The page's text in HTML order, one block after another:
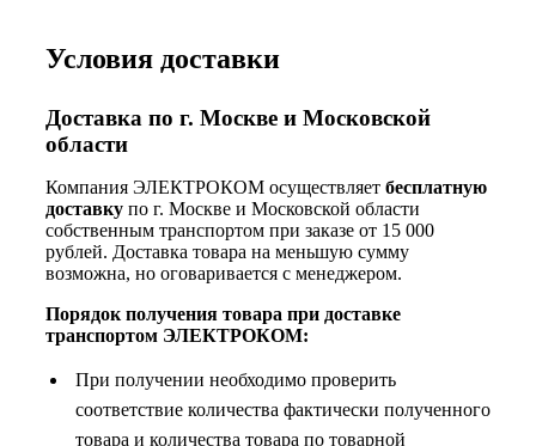
Условия доставки
Доставка по г. Москве и Московской
области
Компания ЭЛЕКТРОКОМ осуществляет бесплатную
доставку по г. Москве и Московской области
собственным транспортом при заказе от 15 000
рублей. Доставка товара на меньшую сумму
возможна, но оговаривается с менеджером.
Порядок получения товара при доставке
транспортом ЭЛЕКТРОКОМ:
При получении необходимо проверить
соответствие количества фактически полученного
товара и количества товара по товарной